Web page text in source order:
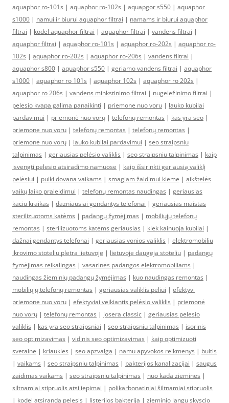
aquaphor ro-101s | aquaphor ro-102s | aquapgor s550 | aquaphor
s1000 | namui ir biurui aquaphor filtrai | namams ir biurui aquaphor
filtrai | kodel aquaphor filtrai | aquaphor filtrai | vandens filtrai |
aquaphor filtrai | aquaphor ro-101s | aquaphor ro-202s | aquaphor ro-
102s | aquaphor ro-202s | aquaphor ro-206s | vandens filtrai |
aquaphor s800 | aquaphor s550 | geriamo vandens filtrai | aquaphor
s1000 | aquaphor ro 101s | aquaphor 102s | aquaphor ro 202s |
aquaphor ro 206s | vandens minkstinimo filtrai | nugeležinimo filtrai |
pelesio kvapa galima panaikinti | priemone nuo voru | lauko kubilai
pardavimui | priemonė nuo vorų | telefonų remontas | kas yra seo |
priemone nuo voru | telefonų remontas | telefonų remontas |
priemonė nuo vorų | lauko kubilai pardavimui | seo straipsniu
talpinimas | geriausias pelėsio valiklis | seo straipsniu talpinimas | kaip
isvengti pelesio atsiradimo namuose | kaip išsirinkti geriausią valiklį
pelėsiui | puiki dovana vaikams | smagiam žaidimui kieme | aikštelės
vaikų laiko praleidimui | telefonų remontas naudingas | geriausias
kaciu kraikas | dazniausiai gendantys telefonai | geriausias maistas
sterilizuotoms katėms | padangų žymėjimas | mobiliųjų telefonų
remontas | sterilizuotoms katėms geriausias | kiek kainuoja kubilai |
dažnai gendantys telefonai | geriausias vonios valiklis | elektromobiliu
ikrovimo stoteliu pletra lietuvoje | lietuvoje daugeja stoteliu | padangų
žymėjimas reikalingas | vasarinės padangos elektromobiliams |
naudingas žieminių padangų žymėjimas | kuo naudingas remontas |
mobiliųjų telefonų remontas | geriausias valiklis peliui | efektyvi
priemone nuo voru | efektyviai veikiantis pelėsio valiklis | priemonė
nuo vorų | telefonų remontas | josera classic | geriausias pelesio
valiklis | kas yra seo straipsniai | seo straipsniu talpinimas | isorinis
seo optimizavimas | vidinis seo optimizavimas | kaip optimizuoti
svetaine | kriaukles | seo apzvalga | namu apyvokos reikmenys | buitis
| vaikams | seo straipsniu talpinimas | bakterijos kanalizacijai | saugus
zaidimas vaikams | seo straipsniu talpinimas | nuo kada ziemines |
siltnamiai stipruolis atsiliepimai | polikarbonatiniai šiltnamiai stipruolis
| kodel atsiranda pelesis | listerijos bakterija | zieminio langu skyscio